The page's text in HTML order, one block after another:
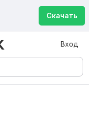
Скачать
Вход